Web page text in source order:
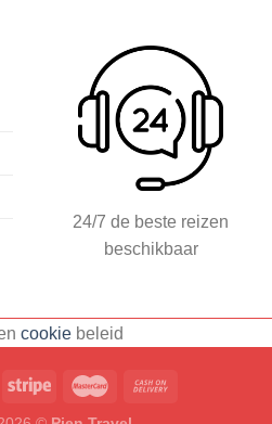
en boeken bij
team dat altijd
vragen te
te zorgen dat
op vakantie kunt
hotels en
Eenvoudig
24/7 de beste reizen
beschikbaar
cookie beleid